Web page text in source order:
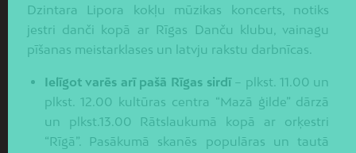
Dzintara Lipora kokļu mūzikas koncerts, notiks
jestri danči kopā ar Rīgas Danču klubu, vainagu
pīšanas meistarklases un latvju rakstu darbnīcas.
Ielīgot varēs arī pašā Rīgas sirdī– plkst. 11.00 un
plkst. 12.00 kultūras centra “Mazā ģilde” dārzā
un plkst.13.00 Rātslaukumā kopā ar orķestri
“Rīgā”. Pasākumā skanēs populāras un tautā